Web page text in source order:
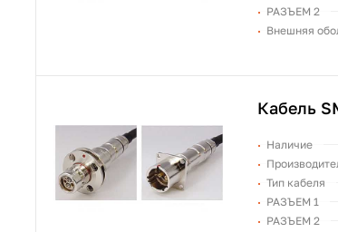
РАЗЪЕМ 2
Внешняя
Кабель
Наличие
Тип кабеля
РАЗЪЕМ 1
РАЗЪЕМ 2